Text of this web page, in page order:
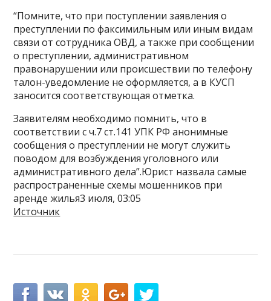
“Помните, что при поступлении заявления о
преступлении по факсимильным или иным видам
связи от сотрудника ОВД, а также при сообщении
о преступлении, административном
правонарушении или происшествии по телефону
талон-уведомление не оформляется, а в КУСП
заносится соответствующая отметка.
Заявителям необходимо помнить, что в
соответствии с ч.7 ст.141 УПК РФ анонимные
сообщения о преступлении не могут служить
поводом для возбуждения уголовного или
административного дела”.Юрист назвала самые
распространенные схемы мошенников при
аренде жилья3 июля, 03:05
Источник